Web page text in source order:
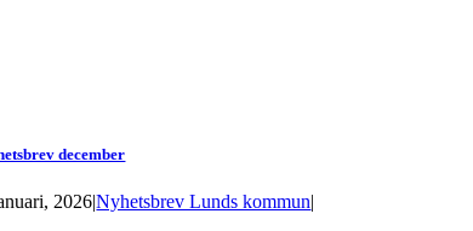
december
2026|Nyhetsbrev Lunds kommun